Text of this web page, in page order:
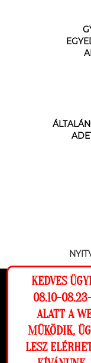
Ez a weboldal
lehető legjobb
Beállítások
Elutasítom
Az online fizetést a
KEDVES
08.10-08.23-
ALATT A
MÜKÖDIK,
LESZ